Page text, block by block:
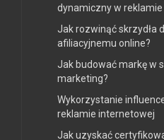
dynamiczny w reklamie
Jak rozwinąć skrzydła
afiliacyjnemu online?
Jak budować markę w
marketing?
Wykorzystanie
reklamie internetowej
Jak uzyskać